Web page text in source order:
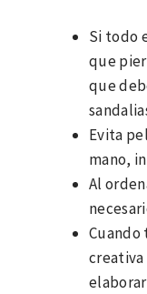
Si todo
que
que
Evita
mano,
Al
Cuando
creativa